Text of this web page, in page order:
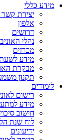
מידע כללי
יצירת קשר
אלפון
דרושים
נהלי
מכרזים
מידע
מבקרת
תקנון
לימודים
רישום
מידע
חישוב
לוח שנת
ידיעונים